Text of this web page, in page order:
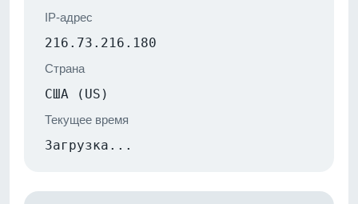
IP-адрес
216.73.216.180
Страна
США (US)
Текущее время
Загрузка...